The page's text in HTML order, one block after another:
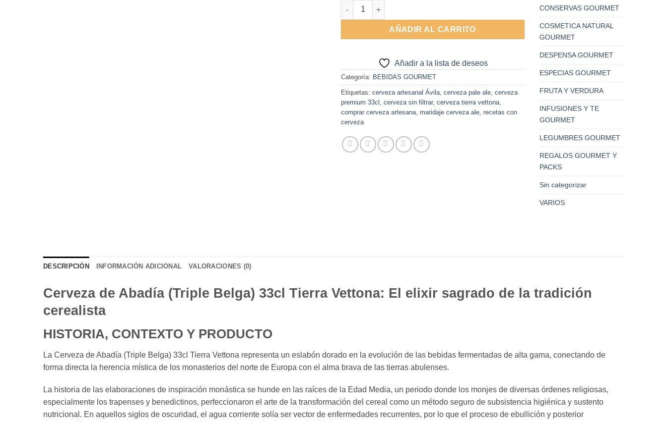
Cerveza de Abadia (Triple Belga) 33cl Tierra Vettona cantidad
AÑADIR AL CARRITO
Añadir a la lista de deseos
Categoría: BEBIDAS GOURMET
Etiquetas: cerveza artesanal Ávila, cerveza pale ale, cerveza
premium 33cl , cerveza sin filtrar, cerveza tierra vettona,
comprar cerveza artesana, maridaje cerveza ale, recetas con
cerveza
CONSERVAS GOURMET
COSMETICA NATURAL
GOURMET
DESPENSA GOURMET
ESPECIAS GOURMET
FRUTA Y VERDURA
INFUSIONES Y TE
GOURMET
LEGUMBRES GOURMET
REGALOS GOURMET Y
PACKS
Sin categorizar
VARIOS
DESCRIPCIÓN INFORMACIÓN ADICIONAL VALORACIONES (0)
Cerveza de Abadía (Triple Belga) 33cl Tierra Vettona: El elixir sagrado de la tradición
cerealista
HISTORIA, CONTEXTO Y PRODUCTO
La Cerveza de Abadía (Triple Belga) 33cl Tierra Vettona representa un eslabón dorado en la evolución de las bebidas fermentadas de alta gama, conectando de
forma directa la herencia mística de los monasterios del norte de Europa con el alma brava de las tierras abulenses.
La historia de las elaboraciones de inspiración monástica se hunde en las raíces de la Edad Media, un periodo donde los monjes de diversas órdenes religiosas,
especialmente los trapenses y benedictinos, perfeccionaron el arte de la transformación del cereal como un método seguro de subsistencia higiénica y sustento
nutricional. En aquellos siglos de oscuridad, el agua corriente solía ser vector de enfermedades recurrentes, por lo que el proceso de ebullición y posterior